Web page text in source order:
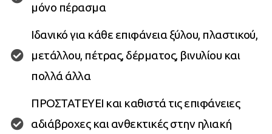
μόνο πέρασμα
Ιδανικό για κάθε επιφάνεια ξύλου, πλαστικού,
μετάλλου, πέτρας, δέρματος, βινυλίου και
πολλά άλλα
ΠΡΟΣΤΑΤΕΥΕΙ και καθιστά τις επιφάνειες
αδιάβροχες και ανθεκτικές στην ηλιακή